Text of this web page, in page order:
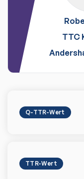
TTC
Q-TTR-Wert
TTR-Wert